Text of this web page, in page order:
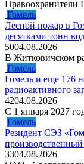
Правоохранители
Гомель
Лесной пожар в
десятками тонн
5004.08.2026
В Житковичском
Гомель
Гомель и еще 176
радиоактивного
4204.08.2026
С 1 января 2027
Гомель
Резидент СЭЗ
производственный
3304.08.2026